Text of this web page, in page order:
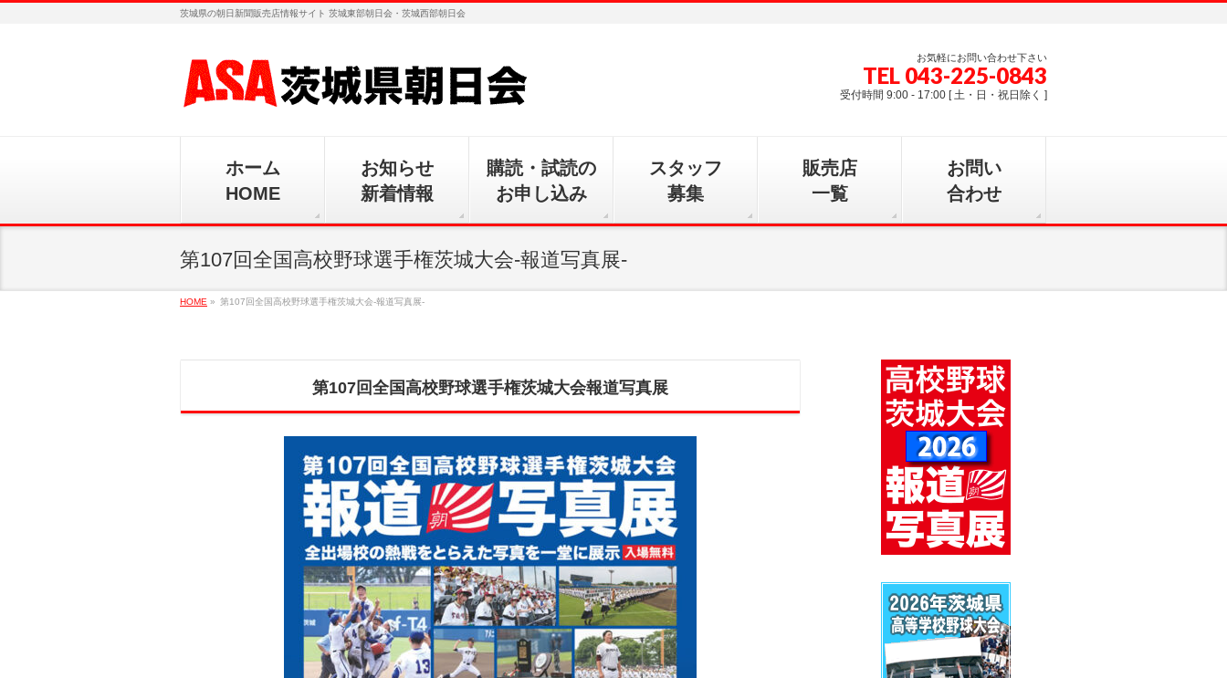
茨城県の朝日新聞販売店情報サイト 茨城東部朝日会・茨城西部朝日会
お気軽にお問い合わせ下さい
TEL 043-225-0843
受付時間 9:00 - 17:00 [ 土・日・祝日除く ]
ホーム
HOME
お知らせ
新着情報
購読・試読の
お申し込み
スタッフ
募集
販売店
一覧
お問い
合わせ
第107回全国高校野球選手権茨城大会-報道写真展-
HOME » 第107回全国高校野球選手権茨城大会-報道写真展-
第107回全国高校野球選手権茨城大会報道写真展